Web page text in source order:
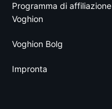
Programma di affiliazione
Voghion
Voghion Bolg
Impronta